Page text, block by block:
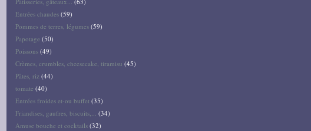
Entrées chaudes (59)
Pommes de terres, légumes (59)
Papotage (50)
Poissons (49)
Crèmes, crumbles, cheesecake, tiramisu (45)
Pâtes, riz (44)
tomate (40)
Entrées froides et-ou buffet (35)
Friandises, gaufres, biscuits,... (34)
Amuse bouche et cocktails (32)